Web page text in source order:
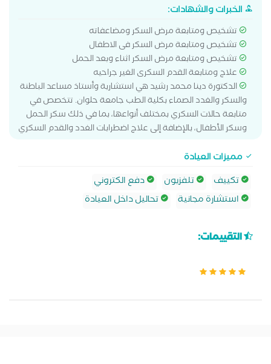
الخبرات والشهادات:
تشخيص ومتابعة مرض السكر ومضاعفاته
تشخيص ومتابعة مرض السكر فى الاطفال
تشخيص ومتابعة مرض السكر اثناء وبعد الحمل
علاج ومتابعة القدم السكرى الغير جراحيه
الدكتورة دينا محمد رشيد هي استشارية وأستاذ مساعد الباطنة
والسكر والغدد الصماء بكلية الطب جامعة حلوان. تتخصص في
متابعة حالات السكري بمختلف أنواعها، بما في ذلك سكر الحمل
وسكر الأطفال، بالإضافة إلى علاج اضطرابات الغدد والقدم السكري
مميزات العيادة
تكييف
تلفزيون
دفع الكتروني
استشارة مجانية
تحاليل داخل العيادة
التقييمات: